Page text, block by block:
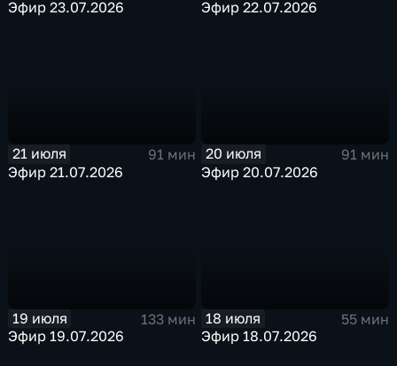
Эфир 23.07.2026
Эфир 22.07.2026
21 июля
91 мин
Эфир 21.07.2026
20 июля
91 мин
Эфир 20.07.2026
19 июля
133 мин
Эфир 19.07.2026
18 июля
55 мин
Эфир 18.07.2026